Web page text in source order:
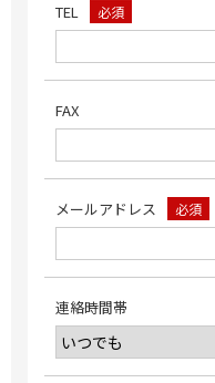
TEL 必須
FAX
メールアドレス 必須
連絡時間帯